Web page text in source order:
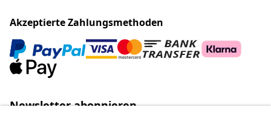
Akzeptierte Zahlungsmethoden
Newsletter abonnieren